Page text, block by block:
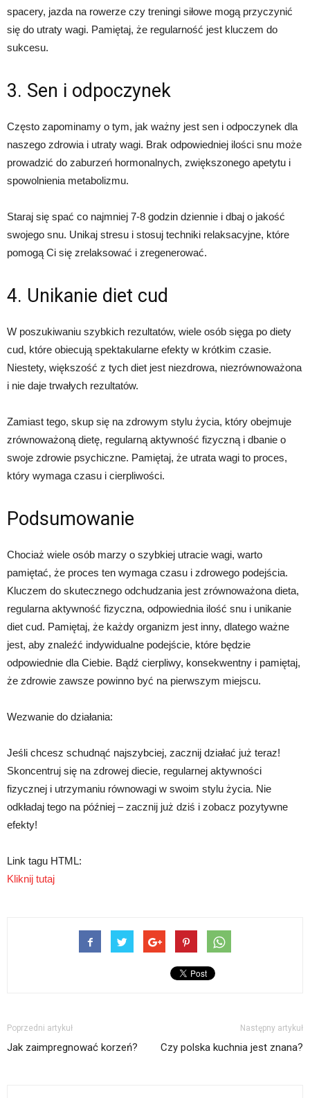
spacery, jazda na rowerze czy treningi siłowe mogą przyczynić
się do utraty wagi. Pamiętaj, że regularność jest kluczem do
sukcesu.
3. Sen i odpoczynek
Często zapominamy o tym, jak ważny jest sen i odpoczynek dla
naszego zdrowia i utraty wagi. Brak odpowiedniej ilości snu może
prowadzić do zaburzeń hormonalnych, zwiększonego apetytu i
spowolnienia metabolizmu.
Staraj się spać co najmniej 7-8 godzin dziennie i dbaj o jakość
swojego snu. Unikaj stresu i stosuj techniki relaksacyjne, które
pomogą Ci się zrelaksować i zregenerować.
4. Unikanie diet cud
W poszukiwaniu szybkich rezultatów, wiele osób sięga po diety
cud, które obiecują spektakularne efekty w krótkim czasie.
Niestety, większość z tych diet jest niezdrowa, niezrównoważona
i nie daje trwałych rezultatów.
Zamiast tego, skup się na zdrowym stylu życia, który obejmuje
zrównoważoną dietę, regularną aktywność fizyczną i dbanie o
swoje zdrowie psychiczne. Pamiętaj, że utrata wagi to proces,
który wymaga czasu i cierpliwości.
Podsumowanie
Chociaż wiele osób marzy o szybkiej utracie wagi, warto
pamiętać, że proces ten wymaga czasu i zdrowego podejścia.
Kluczem do skutecznego odchudzania jest zrównoważona dieta,
regularna aktywność fizyczna, odpowiednia ilość snu i unikanie
diet cud. Pamiętaj, że każdy organizm jest inny, dlatego ważne
jest, aby znaleźć indywidualne podejście, które będzie
odpowiednie dla Ciebie. Bądź cierpliwy, konsekwentny i pamiętaj,
że zdrowie zawsze powinno być na pierwszym miejscu.
Wezwanie do działania:
Jeśli chcesz schudnąć najszybciej, zacznij działać już teraz!
Skoncentruj się na zdrowej diecie, regularnej aktywności
fizycznej i utrzymaniu równowagi w swoim stylu życia. Nie
odkładaj tego na później – zacznij już dziś i zobacz pozytywne
efekty!
Link tagu HTML:
Kliknij tutaj
Poprzedni artykuł
Jak zaimpregnować korzeń?
Następny artykuł
Czy polska kuchnia jest znana?